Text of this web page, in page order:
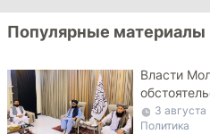
Популярные материалы
Власти
делегации
3 августа
Политика